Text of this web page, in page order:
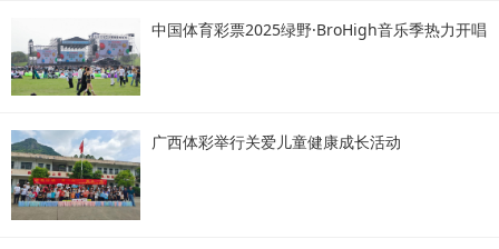
中国体育彩票2025绿野·BroHigh音乐季热力开唱
广西体彩举行关爱儿童健康成长活动